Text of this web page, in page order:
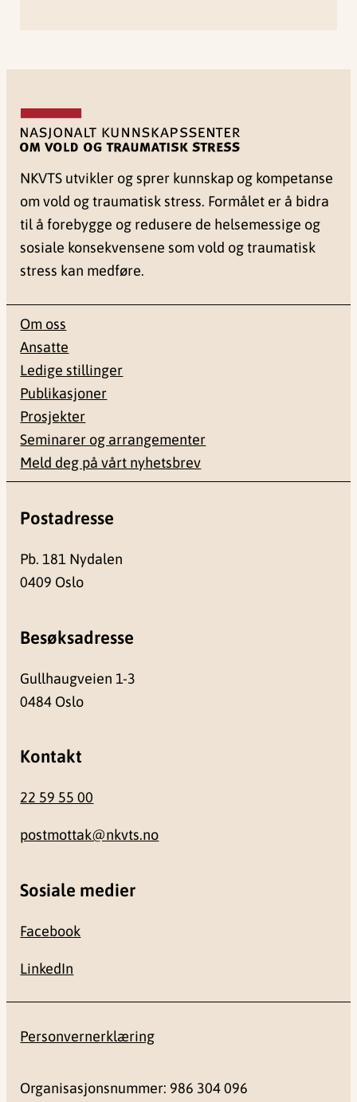
NKVTS utvikler og sprer kunnskap og kompetanse
om vold og traumatisk stress. Formålet er å bidra
til å forebygge og redusere de helsemessige og
sosiale konsekvensene som vold og traumatisk
stress kan medføre.
Om oss
Ansatte
Ledige stillinger
Publikasjoner
Prosjekter
Seminarer og arrangementer
Meld deg på vårt nyhetsbrev
Postadresse
Pb. 181 Nydalen
0409 Oslo
Besøksadresse
Gullhaugveien 1-3
0484 Oslo
Kontakt
22 59 55 00
postmottak@nkvts.no
Sosiale medier
Facebook
LinkedIn
Personvernerklæring
Organisasjonsnummer: 986 304 096